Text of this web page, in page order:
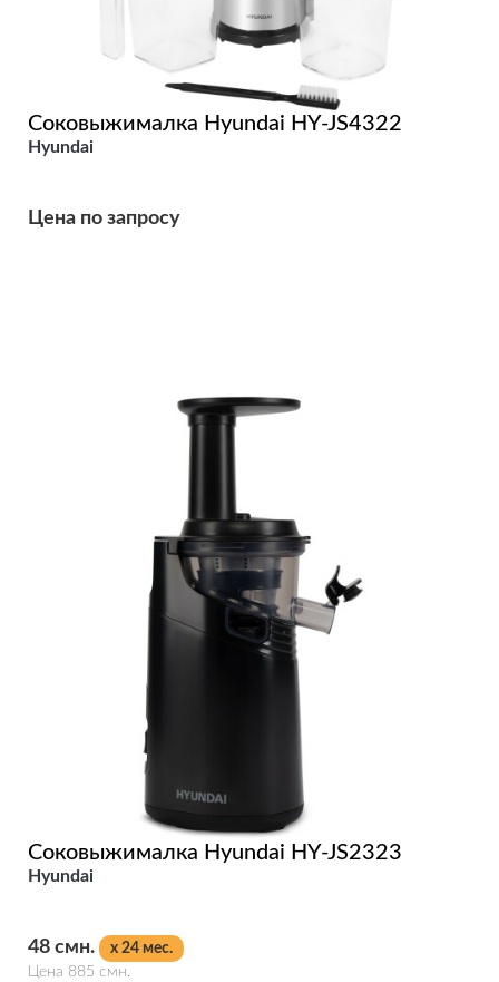
Соковыжималка Hyundai HY-JS4322
Hyundai
Цена по запросу
Соковыжималка Hyundai HY-JS2323
Hyundai
48 смн.
x 24 мес.
Цена 885 смн.